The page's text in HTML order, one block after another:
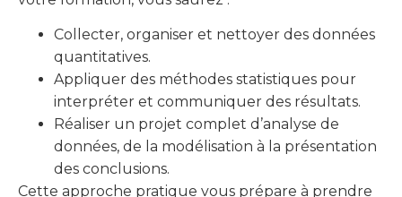
Collecter, organiser et nettoyer des données
quantitatives.
Appliquer des méthodes statistiques pour
interpréter et communiquer des résultats.
Réaliser un projet complet d’analyse de
données, de la modélisation à la présentation
des conclusions.
Cette approche pratique vous prépare à prendre